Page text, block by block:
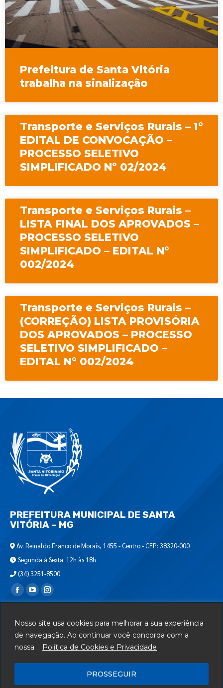
Nosso site usa cookies para melhorar a sua experiência
de navegação. Ao continuar você concorda com a
nossa .
Política de Cookies e Privacidade
PROSSEGUIR
Prefeitura de Santa Vitória
trabalha na sinalização
Transporte e Serviços Rurais – 1°
EDITAL DE CONVOCAÇÃO –
PROCESSO SELETIVO
SIMPLIFICADO Nº 02/2024
Transporte e Serviços Rurais –
LISTA FINAL DOS APROVADOS –
PROCESSO SELETIVO
SIMPLIFICADO – EDITAL N°
002/2024
Transporte e Serviços Rurais –
(CORREÇÃO) LISTA PROVISÓRIA
DOS APROVADOS – PROCESSO
SELETIVO SIMPLIFICADO –
EDITAL N° 002/2024
PREFEITURA MUNICIPAL DE SANTA
VITÓRIA – MG
Av. Reinaldo Franco de Morais, 1455 - Centro - CEP: 38320-000
Segunda à Sexta: 12h às 18h
(34) 3251-8500
Encontre-nos em:
Departamento de T.I.
Serviços
Mapa do Site